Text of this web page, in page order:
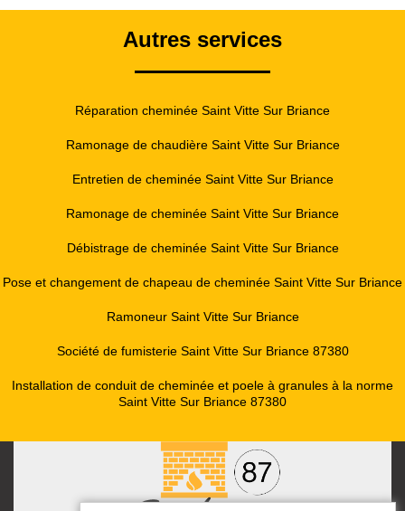
Autres services
Réparation cheminée Saint Vitte Sur Briance
Ramonage de chaudière Saint Vitte Sur Briance
Entretien de cheminée Saint Vitte Sur Briance
Ramonage de cheminée Saint Vitte Sur Briance
Débistrage de cheminée Saint Vitte Sur Briance
Pose et changement de chapeau de cheminée Saint Vitte Sur Briance
Ramoneur Saint Vitte Sur Briance
Société de fumisterie Saint Vitte Sur Briance 87380
Installation de conduit de cheminée et poele à granules à la norme
Saint Vitte Sur Briance 87380